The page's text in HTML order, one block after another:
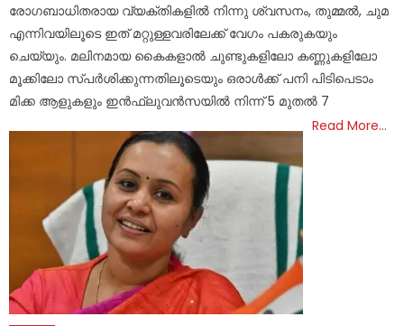
രോഗബാധിതരായ വ്യക്തികളിൽ നിന്നു ശ്വസനം, തുമ്മൽ, ചുമ
എന്നിവയിലൂടെ ഇത് മറ്റുള്ളവരിലേക്ക് വേ​ഗം പകരുകയും
ചെയ്യും. മലിനമായ കൈകളാൽ ചുണ്ടുകളിലോ കണ്ണുകളിലോ
മൂക്കിലോ സ്പർശിക്കുന്നതിലൂടെയും ഒരാൾക്ക് പനി പിടിപെടാം
മിക്ക ആളുകളും ഇൻഫ്ലുവൻസയിൽ നിന്ന് 5 മുതൽ 7
Read More…